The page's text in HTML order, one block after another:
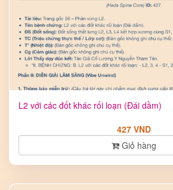
L2 với các đốt khác rối loạn (Đái dầm)
427 VND
Giỏ hàng